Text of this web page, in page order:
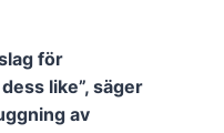
för
like”, säger
av